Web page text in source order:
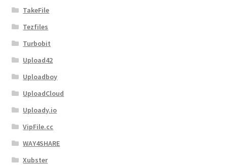
TakeFile
Tezfiles
Turbobit
Upload42
Uploadboy
UploadCloud
Uploady.io
VipFile.cc
WAY4SHARE
Xubster